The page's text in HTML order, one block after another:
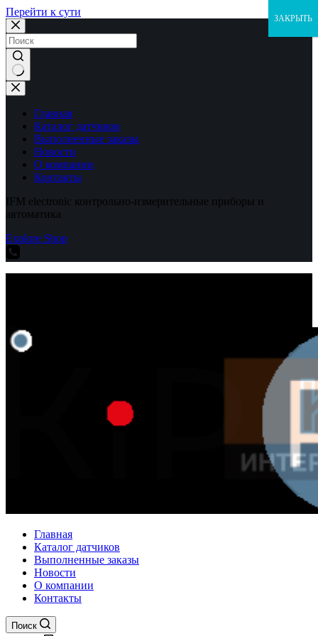
Перейти к сути
Ничего
не
найденоГлавная
Каталог датчиков
Выполненные заказы
Новости
О компании
Контакты
IFM electronic контрольно-измерительные приборы и
автоматика
Explore Shop
Главная
Каталог датчиков
Выполненные заказы
Новости
О компании
Контакты
Поиск
ЗАКРЫТЬ